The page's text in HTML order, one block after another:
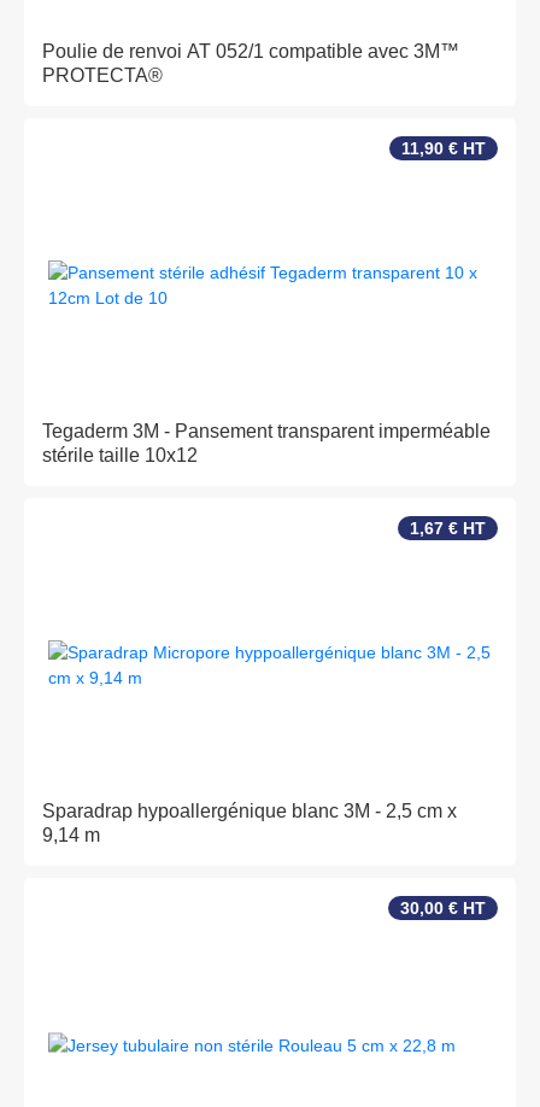
Poulie de renvoi AT 052/1 compatible avec 3M™
PROTECTA®
11,90 € HT
Tegaderm 3M - Pansement transparent imperméable
stérile taille 10x12
1,67 € HT
Sparadrap hypoallergénique blanc 3M - 2,5 cm x
9,14 m
30,00 € HT